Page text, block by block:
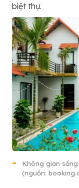
biệt thự.
Không gian
(nguồn: